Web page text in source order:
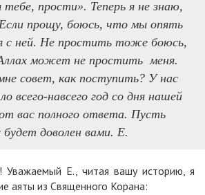
тебе, прости». Теперь я не знаю,
прощу, боюсь, что мы опять
с ней. Не простить тоже боюсь,
может не простить меня.
совет, как поступить? У нас
всего-навсего год со дня нашей
вас полного ответа. Пусть
будет доволен вами. Е.
Уважаемый Е., читая вашу историю, я
аяты из Священного Корана: